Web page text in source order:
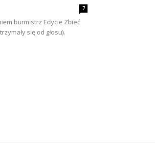
7
burmistrz Edycie Zbieć
się od głosu).